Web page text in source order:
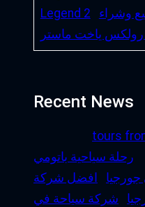
Legend 2
وشراء
رولكس ياخت ماستر
Recent News
tours
رحلة سياحية باتومي
افضل شركة
شركة سياحة في